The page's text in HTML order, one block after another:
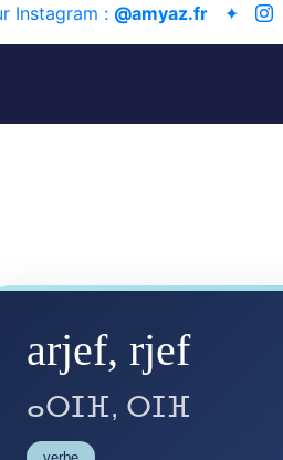
Instagram : @amyaz.fr ✦
arjef, rjef
ⴰⵔⵊⴼ, ⵔⵊⴼ